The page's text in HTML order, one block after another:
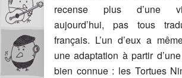
recense plus d’une
aujourd’hui, pas tous
français. L’un d’eux a
une adaptation à partir
bien connue : les Tortues